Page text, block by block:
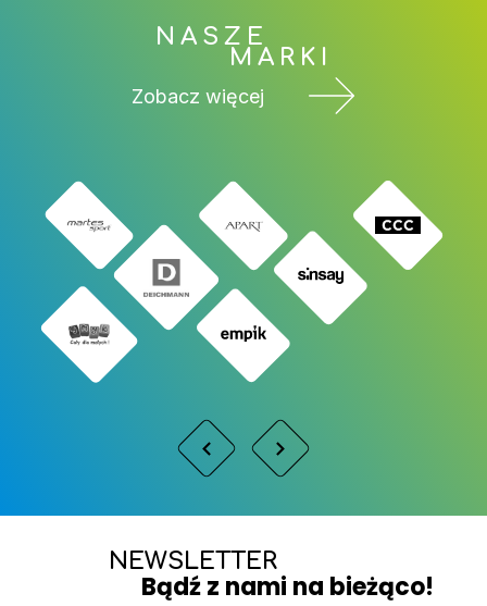
NASZE
MARKI
Zobacz więcej
NEWSLETTER
Bądź z nami na bieżąco!